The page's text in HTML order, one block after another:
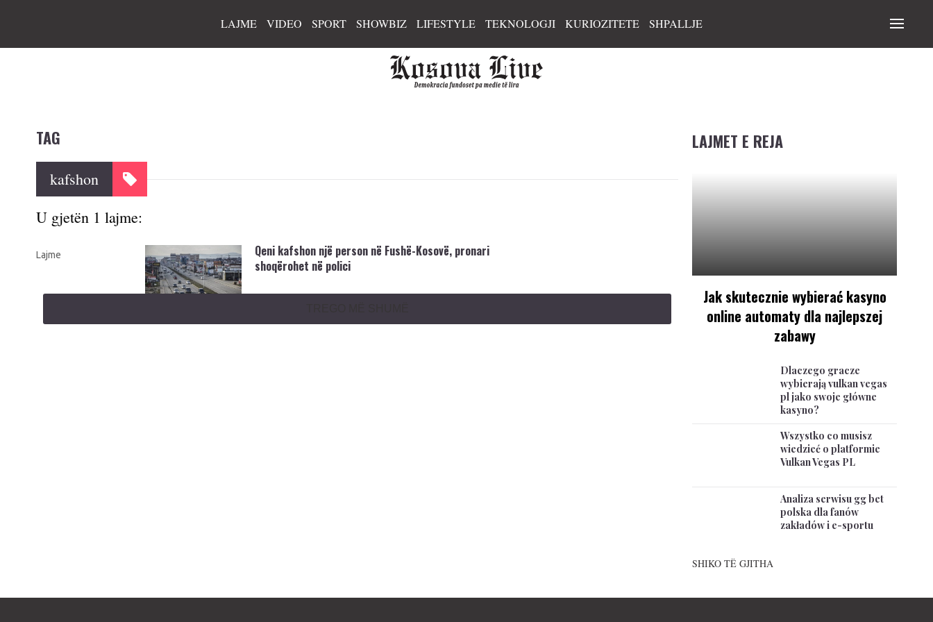
LAJME VIDEO SPORT SHOWBIZ LIFESTYLE TEKNOLOGJI KURIOZITETE SHPALLJE
TAG
kafshon
U gjetën 1 lajme:
Lajme
Qeni kafshon një person në Fushë-Kosovë, pronari
shoqërohet në polici
LAJMET E REJA
Jak skutecznie wybierać kasyno
online automaty dla najlepszej
zabawy
Dlaczego gracze
wybierają vulkan vegas
pl jako swoje główne
kasyno?
Wszystko co musisz
wiedzieć o platformie
Vulkan Vegas PL
Analiza serwisu gg bet
polska dla fanów
zakładów i e-sportu
SHIKO TË GJITHA